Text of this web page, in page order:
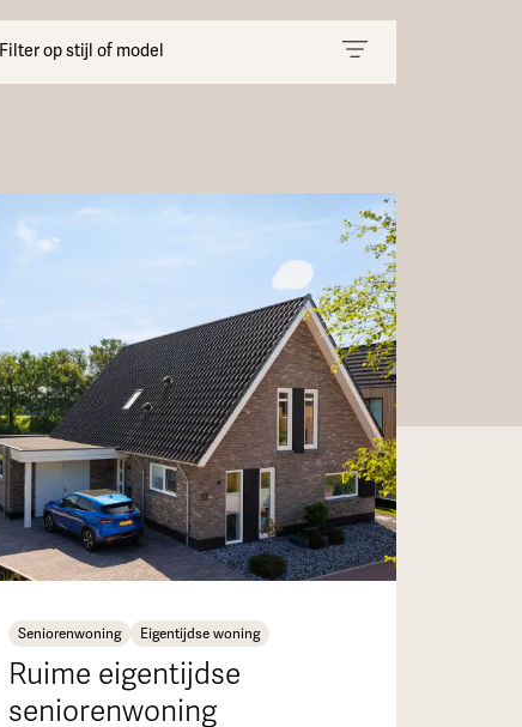
Filter op stijl of model
Seniorenwoning Eigentijdse woning
Ruime eigentijdse
seniorenwoning